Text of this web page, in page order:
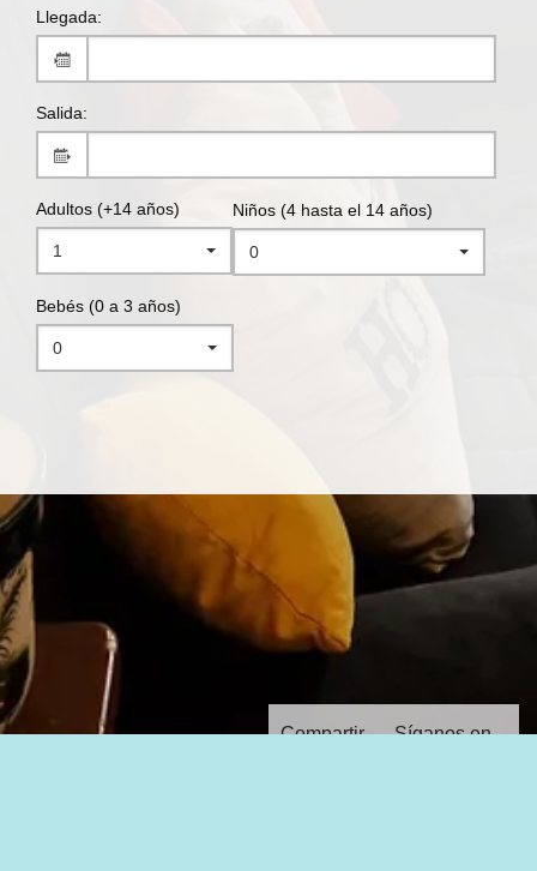
Llegada:
Salida:
Adultos (+14 años)
1
Niños (4 hasta el 14 años)
0
Bebés (0 a 3 años)
0
Compartir
Síganos en